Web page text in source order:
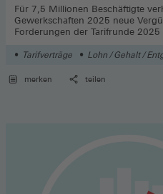
Für 7,5 Millionen Beschäftigte
Gewerkschaften 2025 neue
Forderungen der Tarifrunde
Tarifverträge Lohn / Gehalt /
merken teilen